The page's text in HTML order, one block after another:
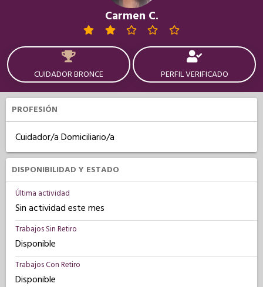
Carmen C.
CUIDADOR BRONCE PERFIL VERIFICADO
PROFESIÓN
Cuidador/a Domiciliario/a
DISPONIBILIDAD Y ESTADO
Última actividad
Sin actividad este mes
Trabajos Sin Retiro
Disponible
Trabajos Con Retiro
Disponible